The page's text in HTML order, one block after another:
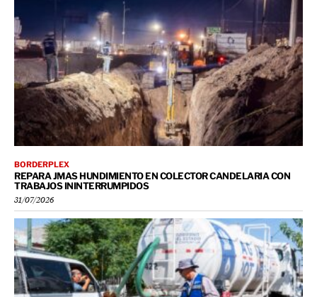
BORDERPLEX
REPARA JMAS HUNDIMIENTO EN COLECTOR CANDELARIA CON
TRABAJOS ININTERRUMPIDOS
31/07/2026